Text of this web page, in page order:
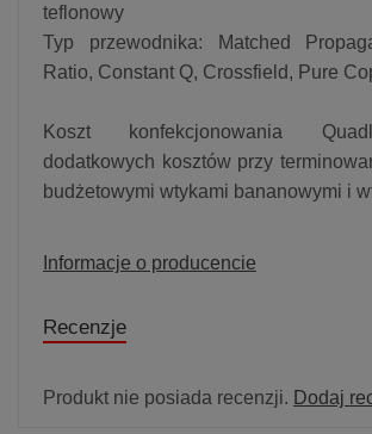
teflonowy
Typ przewodnika: Matched
Ratio, Constant Q, Crossfield, Pure
Koszt konfekcjonowania
dodatkowych kosztów przy
budżetowymi wtykami bananowymi i
Informacje o producencie
Recenzje
Produkt nie posiada recenzji. Dodaj